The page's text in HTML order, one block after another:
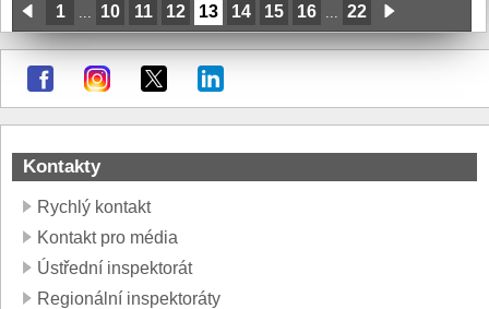
1 10 11 12 13 14 15 16 22
Kontakty
Rychlý kontakt
Kontakt pro média
Ústřední inspektorát
Regionální inspektoráty